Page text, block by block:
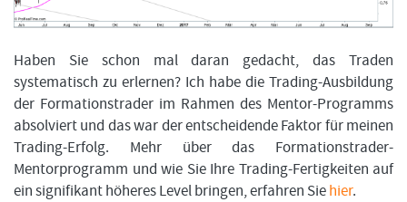
Haben Sie schon mal daran gedacht, das Traden
systematisch zu erlernen? Ich habe die Trading-Ausbildung
der Formationstrader im Rahmen des Mentor-Programms
absolviert und das war der entscheidende Faktor für meinen
Trading-Erfolg. Mehr über das Formationstrader-
Mentorprogramm und wie Sie Ihre Trading-Fertigkeiten auf
ein signifikant höheres Level bringen, erfahren Siehier.